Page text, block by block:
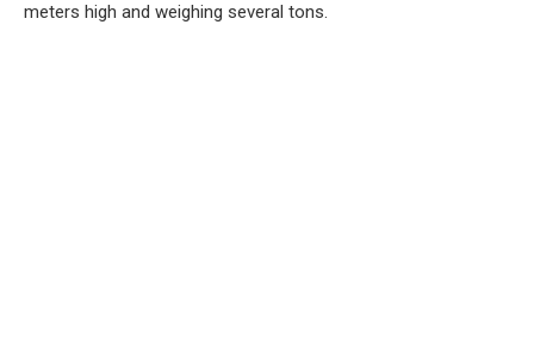
meters high and weighing several tons.